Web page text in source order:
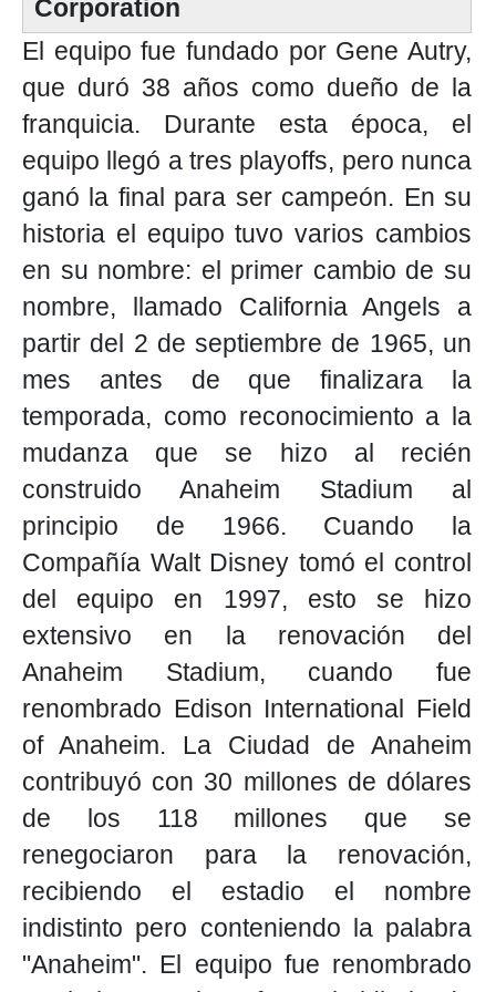
Corporation
El equipo fue fundado por Gene Autry,
que duró 38 años como dueño de la
franquicia. Durante esta época, el
equipo llegó a tres playoffs, pero nunca
ganó la final para ser campeón. En su
historia el equipo tuvo varios cambios
en su nombre: el primer cambio de su
nombre, llamado California Angels a
partir del 2 de septiembre de 1965, un
mes antes de que finalizara la
temporada, como reconocimiento a la
mudanza que se hizo al recién
construido Anaheim Stadium al
principio de 1966. Cuando la
Compañía Walt Disney tomó el control
del equipo en 1997, esto se hizo
extensivo en la renovación del
Anaheim Stadium, cuando fue
renombrado Edison International Field
of Anaheim. La Ciudad de Anaheim
contribuyó con 30 millones de dólares
de los 118 millones que se
renegociaron para la renovación,
recibiendo el estadio el nombre
indistinto pero conteniendo la palabra
"Anaheim". El equipo fue renombrado